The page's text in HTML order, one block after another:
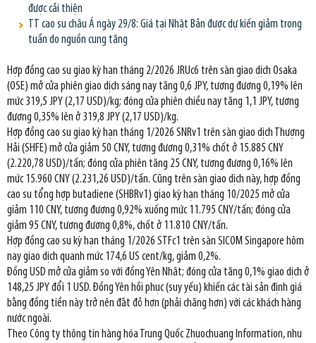
được cải thiện
TT cao su châu Á ngày 29/8: Giá tại Nhật Bản được dự kiến giảm trong
tuần do nguồn cung tăng
Hợp đồng cao su giao kỳ hạn tháng 2/2026 JRUc6 trên sàn giao dịch Osaka
(OSE) mở cửa phiên giao dịch sáng nay tăng 0,6 JPY, tương đương 0,19% lên
mức 319,5 JPY (2,17 USD)/kg; đóng cửa phiên chiều nay tăng 1,1 JPY, tương
đương 0,35% lên ở 319,8 JPY (2,17 USD)/kg.
Hợp đồng cao su giao kỳ hạn tháng 1/2026 SNRv1 trên sàn giao dịch Thượng
Hải (SHFE) mở cửa giảm 50 CNY, tương đương 0,31% chốt ở 15.885 CNY
(2.220,78 USD)/tấn; đóng cửa phiên tăng 25 CNY, tương đương 0,16% lên
mức 15.960 CNY (2.231,26 USD)/tấn. Cũng trên sàn giao dịch này, hợp đồng
cao su tổng hợp butadiene (SHBRv1) giao kỳ hạn tháng 10/2025 mở cửa
giảm 110 CNY, tương đương 0,92% xuống mức 11.795 CNY/tấn; đóng cửa
giảm 95 CNY, tương đương 0,8%, chốt ở 11.810 CNY/tấn.
Hợp đồng cao su kỳ hạn tháng 1/2026 STFc1 trên sàn SICOM Singapore hôm
nay giao dịch quanh mức 174,6 US cent/kg, giảm 0,2%.
Đồng USD mở cửa giảm so với đồng Yên Nhât; đóng cửa tăng 0,1% giao dịch ở
148,25 JPY đổi 1 USD. Đồng Yên hồi phục (suy yếu) khiến các tài sản định giá
bằng đồng tiền này trở nên đắt đỏ hơn (phải chăng hơn) với các khách hàng
nước ngoài.
Theo Công ty thông tin hàng hóa Trung Quốc Zhuochuang Information, nhu